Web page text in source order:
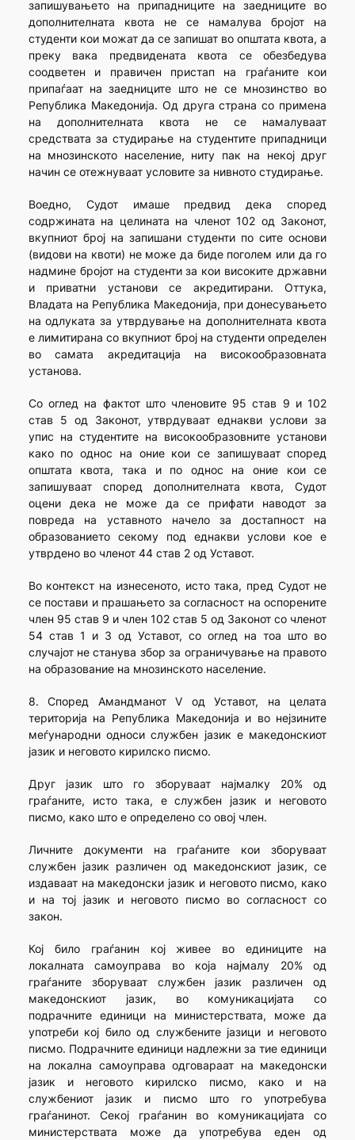
запишувањето на припадниците на заедниците во
дополнителната квота не се намалува бројот на
студенти кои можат да се запишат во општата квота, а
преку вака предвидената квота се обезбедува
соодветен и правичен пристап на граѓаните кои
припаѓаат на заедниците што не се мнозинство во
Република Македонија. Од друга страна со примена
на дополнителната квота не се намалуваат
средствата за студирање на студентите припадници
на мнозинското население, ниту пак на некој друг
начин се отежнуваат условите за нивното студирање.
Воедно, Судот имаше предвид дека според
содржината на целината на членот 102 од Законот,
вкупниот број на запишани студенти по сите основи
(видови на квоти) не може да биде поголем или да го
надмине бројот на студенти за кои високите државни
и приватни установи се акредитирани. Оттука,
Владата на Република Македонија, при донесувањето
на одлуката за утврдување на дополнителната квота
е лимитирана со вкупниот број на студенти определен
во самата акредитација на високообразовната
установа.
Со оглед на фактот што членовите 95 став 9 и 102
став 5 од Законот, утврдуваат еднакви услови за
упис на студентите на високообразовните установи
како по однос на оние кои се запишуваат според
општата квота, така и по однос на оние кои се
запишуваат според дополнителната квота, Судот
оцени дека не може да се прифати наводот за
повреда на уставното начело за достапност на
образованието секому под еднакви услови кое е
утврдено во членот 44 став 2 од Уставот.
Во контекст на изнесеното, исто така, пред Судот не
се постави и прашањето за согласност на оспорените
член 95 став 9 и член 102 став 5 од Законот со членот
54 став 1 и 3 од Уставот, со оглед на тоа што во
случајот не станува збор за ограничување на правото
на образование на мнозинското население.
8. Според Амандманот V од Уставот, на целата
територија на Република Македонија и во нејзините
меѓународни односи службен јазик е македонскиот
јазик и неговото кирилско писмо.
Друг јазик што го зборуваат најмалку 20% од
граѓаните, исто така, е службен јазик и неговото
писмо, како што е определено со овој член.
Личните документи на граѓаните кои зборуваат
службен јазик различен од македонскиот јазик, се
издаваат на македонски јазик и неговото писмо, како
и на тој јазик и неговото писмо во согласност со
закон.
Кој било граѓанин кој живее во единиците на
локалната самоуправа во која најмалу 20% од
граѓаните зборуваат службен јазик различен од
македонскиот јазик, во комуникацијата со
подрачните единици на министерствата, може да
употреби кој било од службените јазици и неговото
писмо. Подрачните единици надлежни за тие единици
на локална самоуправа одговараат на македонски
јазик и неговото кирилско писмо, како и на
службениот јазик и писмо што го употребува
граѓанинот. Секој граѓанин во комуникацијата со
министерствата може да употребува еден од